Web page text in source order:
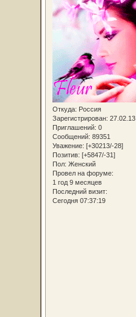
Откуда: Россия
Зарегистрирован: 27.02.13
Приглашений: 0
Сообщений: 89351
Уважение: [+30213/-28]
Позитив: [+5847/-31]
Пол: Женский
Провел на форуме:
1 год 9 месяцев
Последний визит:
Сегодня 07:37:19